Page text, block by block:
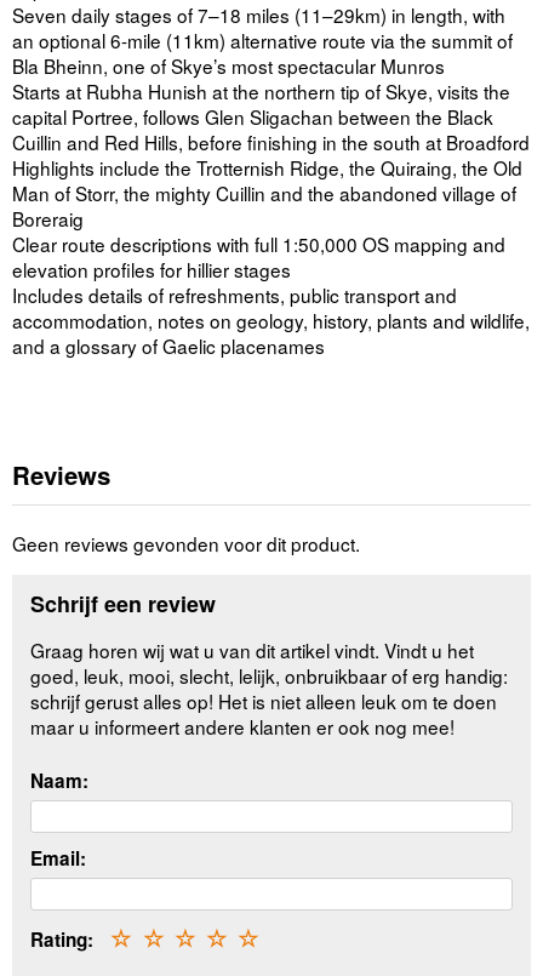
Seven daily stages of 7–18 miles (11–29km) in length, with
an optional 6-mile (11km) alternative route via the summit of
Bla Bheinn, one of Skye’s most spectacular Munros
Starts at Rubha Hunish at the northern tip of Skye, visits the
capital Portree, follows Glen Sligachan between the Black
Cuillin and Red Hills, before finishing in the south at Broadford
Highlights include the Trotternish Ridge, the Quiraing, the Old
Man of Storr, the mighty Cuillin and the abandoned village of
Boreraig
Clear route descriptions with full 1:50,000 OS mapping and
elevation profiles for hillier stages
Includes details of refreshments, public transport and
accommodation, notes on geology, history, plants and wildlife,
and a glossary of Gaelic placenames
Reviews
Geen reviews gevonden voor dit product.
Schrijf een review
Graag horen wij wat u van dit artikel vindt. Vindt u het
goed, leuk, mooi, slecht, lelijk, onbruikbaar of erg handig:
schrijf gerust alles op! Het is niet alleen leuk om te doen
maar u informeert andere klanten er ook nog mee!
Naam:
Email:
Rating: ☆
☆
☆
☆
☆